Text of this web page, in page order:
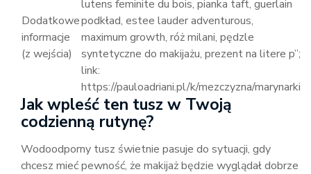
Dodatkowe
informacje
(z wejścia)
lutens feminite du bois, pianka taft, guerlain
podkład, estee lauder adventurous,
maximum growth, róż milani, pędzle
syntetyczne do makijażu, prezent na litere p”;
link:
https://pauloadriani.pl/k/mezczyzna/marynarki
Jak wpleść ten tusz w Twoją
codzienną rutynę?
Wodoodporny tusz świetnie pasuje do sytuacji, gdy
chcesz mieć pewność, że makijaż będzie wyglądał dobrze